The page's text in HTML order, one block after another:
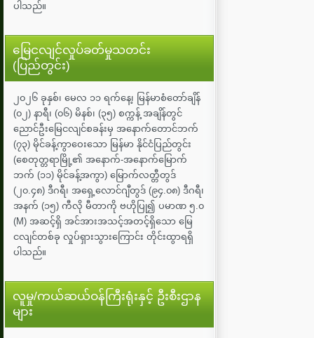
ပါသည်။
မြေငလျင်လှုပ်ခတ်မှုသတင်း
(ပြည်တွင်း)
၂၀၂၆ ခုနှစ်၊ မေလ ၁၁ ရက်နေ့၊ မြန်မာစံတော်ချိန်
(၀၂) နာရီ၊ (၀၆) မိနစ်၊ (၃၅) စက္ကန့် အချိန်တွင်
ညောင်ဦးမြေငလျင်စခန်းမှ အနောက်တောင်ဘက်
(၇၃) မိုင်ခန့်ကွာဝေးသော မြန်မာ နိုင်ငံပြည်တွင်း
(စေတုတ္တရာမြို့၏ အနောက်-အနောက်မြောက်
ဘက် (၁၁) မိုင်ခန့်အကွာ) မြောက်လတ္တီတွဒ်
(၂၀.၄၈) ဒီဂရီ၊ အရှေ့လောင်ဂျီတွဒ် (၉၄.၀၈) ဒီဂရီ၊
အနက် (၁၅) ကီလို မီတာကို ဗဟိုပြု၍ ပမာဏ ၅.၀
(M) အဆင့်ရှိ အင်အားအသင့်အတင့်ရှိသော မြေ
ငလျင်တစ်ခု လှုပ်ရှားသွားကြောင်း တိုင်းထွာရရှိ
ပါသည်။
လူမှု/ကယ်ဆယ်ဝန်ကြီးရုံးနှင့် ဦးစီးဌာန
များ